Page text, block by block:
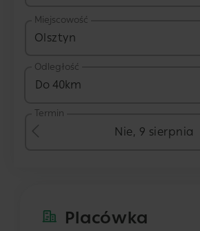
Miejscowość
Olsztyn
Odległość
Do 40km
Termin
Nie, 9 sierpnia
Placówka